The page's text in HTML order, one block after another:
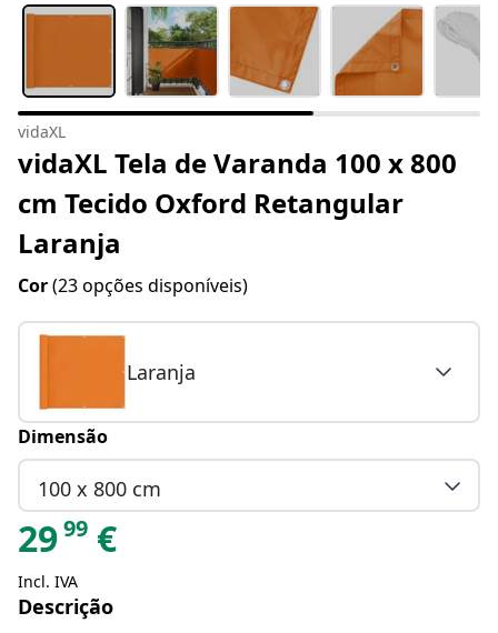
vidaXL
vidaXL Tela de Varanda 100 x 800
cm Tecido Oxford Retangular
Laranja
Cor(23 opções disponíveis)
Laranja
Dimensão
100 x 800 cm
2999 €
Incl. IVA
Descrição